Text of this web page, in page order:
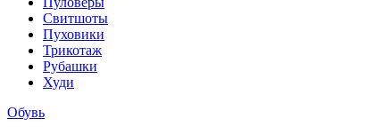
Свитшоты
Пуховики
Трикотаж
Рубашки
Худи
Обувь